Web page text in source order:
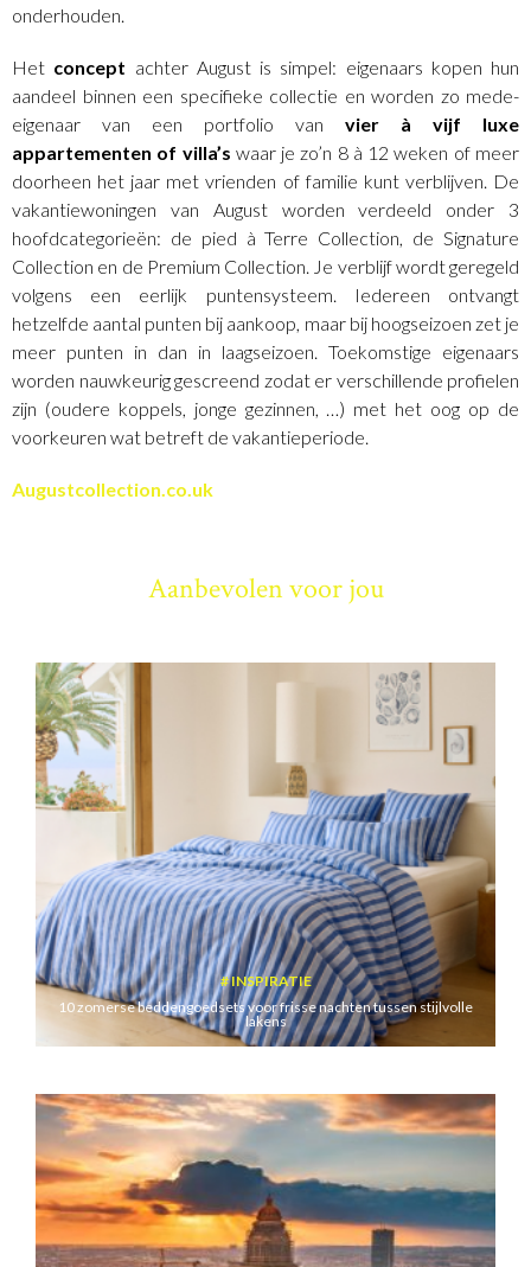
onderhouden.
Het concept achter Augustis simpel: eigenaars kopen hun
aandeel binnen een specifieke collectie en worden zo mede-
eigenaar van een portfolio van vier à vijf luxe
appartementen of villa’s waar je zo’n 8 à 12 weken of meer
doorheen het jaar met vrienden of familie kunt verblijven. De
vakantiewoningen van Augustworden verdeeld onder 3
hoofdcategorieën: de pied à Terre Collection, de Signature
Collection en de Premium Collection. Je verblijf wordt geregeld
volgens een eerlijk puntensysteem. Iedereen ontvangt
hetzelfde aantal punten bij aankoop, maar bij hoogseizoen zet je
meer punten in dan in laagseizoen. Toekomstige eigenaars
worden nauwkeurig gescreend zodat er verschillende profielen
zijn (oudere koppels, jonge gezinnen, …) met het oog op de
voorkeuren wat betreft de vakantieperiode.
Augustcollection.co.uk
Aanbevolen voor jou
INSPIRATIE
10 zomerse beddengoedsets voor frisse nachten tussen stijlvolle
lakens